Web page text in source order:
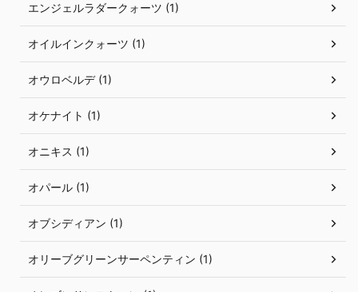
エンジェルラダークォーツ (1)
オイルインクォーツ (1)
オウロベルデ (1)
オケナイト (1)
オニキス (1)
オパール (1)
オブシディアン (1)
オリーブグリーンサーペンティン (1)